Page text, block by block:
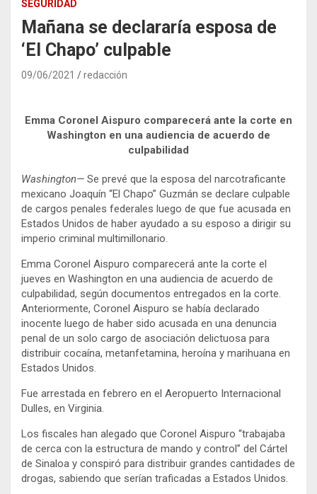
SEGURIDAD
Mañana se declararía esposa de
‘El Chapo’ culpable
09/06/2021 redacción
Emma Coronel Aispuro comparecerá ante la corte en
Washington en una audiencia de acuerdo de
culpabilidad
Washington— Se prevé que la esposa del narcotraficante
mexicano Joaquín “El Chapo” Guzmán se declare culpable
de cargos penales federales luego de que fue acusada en
Estados Unidos de haber ayudado a su esposo a dirigir su
imperio criminal multimillonario.
Emma Coronel Aispuro comparecerá ante la corte el
jueves en Washington en una audiencia de acuerdo de
culpabilidad, según documentos entregados en la corte.
Anteriormente, Coronel Aispuro se había declarado
inocente luego de haber sido acusada en una denuncia
penal de un solo cargo de asociación delictuosa para
distribuir cocaína, metanfetamina, heroína y marihuana en
Estados Unidos.
Fue arrestada en febrero en el Aeropuerto Internacional
Dulles, en Virginia.
Los fiscales han alegado que Coronel Aispuro “trabajaba
de cerca con la estructura de mando y control” del Cártel
de Sinaloa y conspiró para distribuir grandes cantidades de
drogas, sabiendo que serían traficadas a Estados Unidos.